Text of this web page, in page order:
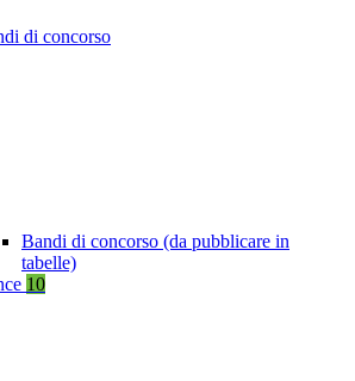
di concorso
Bandi di concorso (da pubblicare in
tabelle)
10